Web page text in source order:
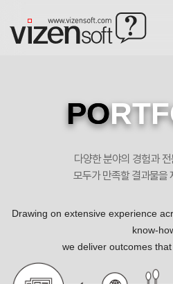
PO
다양한 분야의 경험과
모두가 만족할 결과물을
Drawing on extensive experience
know-
we deliver outcomes that